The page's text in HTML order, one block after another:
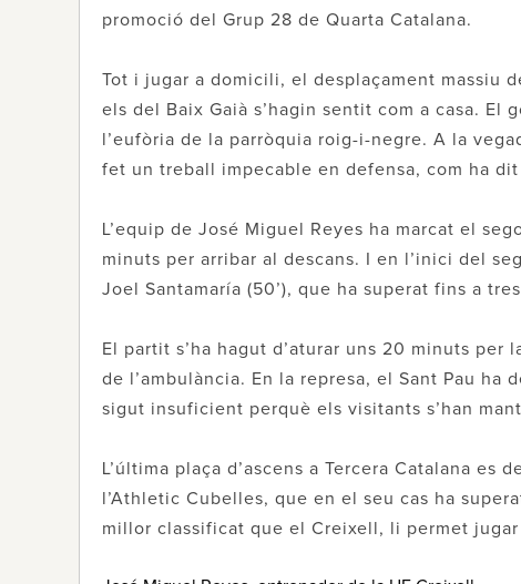
promoció del Grup 28 de Quarta Catalana.
Tot i jugar a domicili, el desplaçament massiu
els del Baix Gaià s’hagin sentit com a casa. El
l’eufòria de la parròquia roig-i-negre. A la
fet un treball impecable en defensa, com ha
L’equip de José Miguel Reyes ha marcat el
minuts per arribar al descans. I en l’inici del
Joel Santamaría (50’), que ha superat fins a
El partit s’ha hagut d’aturar uns 20 minuts per
de l’ambulància. En la represa, el Sant Pau ha
sigut insuficient perquè els visitants s’han
L’última plaça d’ascens a Tercera Catalana es
l’Athletic Cubelles, que en el seu cas ha
millor classificat que el Creixell, li permet